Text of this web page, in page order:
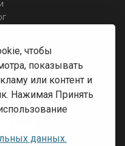
чтобы
показывать
или контент и
Нажимая Принять
данных.
данных